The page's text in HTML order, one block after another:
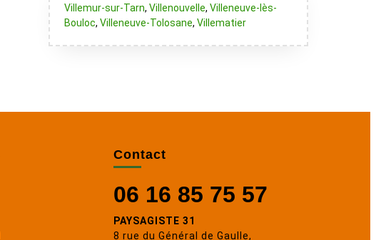
Villemur-sur-Tarn, Villenouvelle, Villeneuve-lès-
Bouloc, Villeneuve-Tolosane, Villematier
Contact
06 16 85 75 57
PAYSAGISTE 31
8 rue du Général de Gaulle,